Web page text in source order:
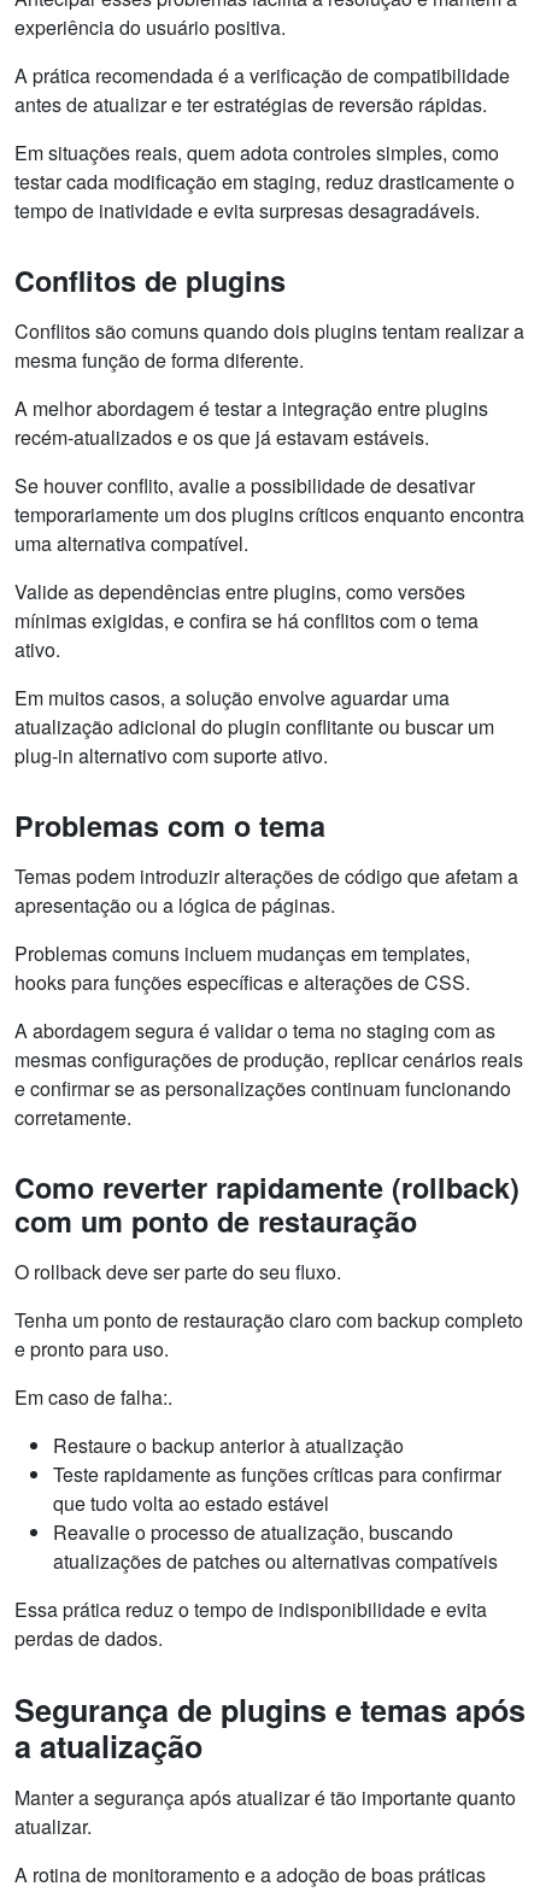
experiência do usuário positiva.
A prática recomendada é a verificação de compatibilidade
antes de atualizar e ter estratégias de reversão rápidas.
Em situações reais, quem adota controles simples, como
testar cada modificação em staging, reduz drasticamente o
tempo de inatividade e evita surpresas desagradáveis.
Conflitos de plugins
Conflitos são comuns quando dois plugins tentam realizar a
mesma função de forma diferente.
A melhor abordagem é testar a integração entre plugins
recém-atualizados e os que já estavam estáveis.
Se houver conflito, avalie a possibilidade de desativar
temporariamente um dos plugins críticos enquanto encontra
uma alternativa compatível.
Valide as dependências entre plugins, como versões
mínimas exigidas, e confira se há conflitos com o tema
ativo.
Em muitos casos, a solução envolve aguardar uma
atualização adicional do plugin conflitante ou buscar um
plug-in alternativo com suporte ativo.
Problemas com o tema
Temas podem introduzir alterações de código que afetam a
apresentação ou a lógica de páginas.
Problemas comuns incluem mudanças em templates,
hooks para funções específicas e alterações de CSS.
A abordagem segura é validar o tema no staging com as
mesmas configurações de produção, replicar cenários reais
e confirmar se as personalizações continuam funcionando
corretamente.
Como reverter rapidamente (rollback)
com um ponto de restauração
O rollback deve ser parte do seu fluxo.
Tenha um ponto de restauração claro com backup completo
e pronto para uso.
Em caso de falha:.
Restaure o backup anterior à atualização
Teste rapidamente as funções críticas para confirmar
que tudo volta ao estado estável
Reavalie o processo de atualização, buscando
atualizações de patches ou alternativas compatíveis
Essa prática reduz o tempo de indisponibilidade e evita
perdas de dados.
Segurança de plugins e temas após
a atualização
Manter a segurança após atualizar é tão importante quanto
atualizar.
A rotina de monitoramento e a adoção de boas práticas